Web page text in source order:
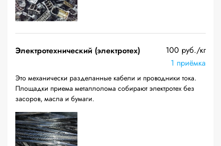
Электротехнический (электротех)
100 руб./кг
1 приёмка
Это механически разделанные кабели и проводники тока.
Площадки приема металлолома собирают электротех без
засоров, масла и бумаги.